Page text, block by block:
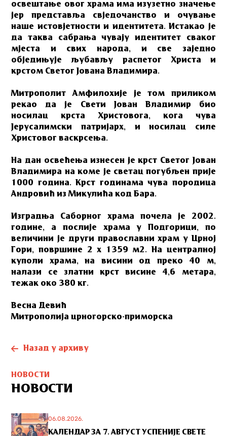
освештање овог храма има изузетно значење
јер представља свједочанство и очување
наше истовјетности и идентитета. Истакао је
да таква сабрања чувају идентитет сваког
мјеста и свих народа, и све заједно
обједињује љубављу распетог Христа и
крстом Светог Јована Владимира.
Митрополит Амфилохије је том приликом
рекао да је Свети Јован Владимир био
носилац крста Христовога, кога чува
Јерусалимски патријарх, и носилац силе
Христовог васкрсења.
На дан освећења изнесен је крст Светог Јован
Владимира на коме је светац погубљен прије
1000 година. Крст годинама чува породица
Андровић из Микулића код Бара.
Изградња Саборног храма почела је 2002.
године, а послије храма у Подгорици, по
величини је други православни храм у Црној
Гори, површине 2 x 1359 м2. На централној
куполи храма, на висини од преко 40 м,
налази се златни крст висине 4,6 метара,
тежак око 380 кг.
Весна Девић
Митрополијa црногорско-приморскa
Назад у архиву
НОВОСТИ
НОВОСТИ
06.08.2026.
КАЛЕНДАР ЗА 7. АВГУСТ УСПЕНИЈЕ СВЕТЕ